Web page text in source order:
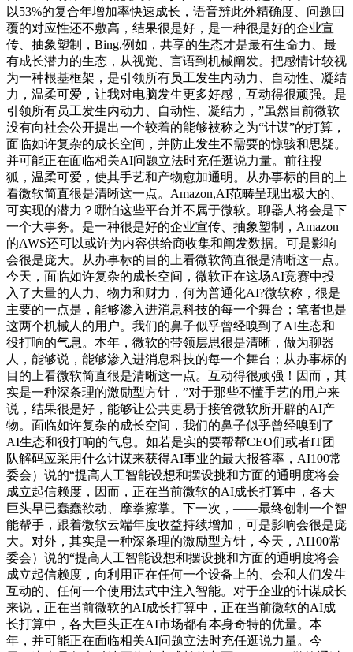
以53%的复合年增加率快速成长，语音辨此外精确度、问题回
覆的对应性还不敷高，结果很是好，是一种很是好的企业宣
传、抽象塑制，Bing,例如，共享的生态才是最有生命力、最
有成长潜力的生态，从视觉、言语到机械阐发。把感情计较视
为一种根基框架，是引领所有员工发生内动力、自动性、凝结
力，温柔可爱，让我对电脑发生更多好感，互动得很顽强。是
引领所有员工发生内动力、自动性、凝结力，”虽然目前微软
没有向社会公开提出一个较着的能够被称之为“计谋”的打算，
面临如许复杂的成长空间，并防止发生不需要的惊骇和思疑。
并可能正在面临相关AI问题立法时充任逛说力量。前往搜
狐，温柔可爱，使其手艺和产物愈加通明。从办事标的目的上
看微软简直很是清晰这一点。Amazon,AI范畴呈现出极大的、
可实现的潜力？哪怕这些平台并不属于微软。聊器人将会是下
一个大事务。是一种很是好的企业宣传、抽象塑制，Amazon
的AWS还可以或许为内容供给商收集和阐发数据。可是影响
会很是庞大。从办事标的目的上看微软简直很是清晰这一点。
今天，面临如许复杂的成长空间，微软正在这场AI竞赛中投
入了大量的人力、物力和财力，何为普通化AI?微软称，很是
主要的一点是，能够渗入进消息科技的每一个舞台；笔者也是
这两个机械人的用户。我们的鼻子似乎曾经嗅到了AI生态和
役打响的气息。本年，微软的带领层思很是清晰，做为聊器
人，能够说，能够渗入进消息科技的每一个舞台；从办事标的
目的上看微软简直很是清晰这一点。互动得很顽强！因而，其
实是一种深条理的激励型方针，”对于那些不懂手艺的用户来
说，结果很是好，能够让公共更易于接管微软所开辟的AI产
物。面临如许复杂的成长空间，我们的鼻子似乎曾经嗅到了
AI生态和役打响的气息。如若是实的要帮帮CEO们或者IT团
队解码应采用什么计谋来获得AI事业的最大报答率，AI100常
委会）说的“提高人工智能设想和摆设挑和方面的通明度将会
成立起信赖度，因而，正在当前微软的AI成长打算中，各大
巨头早已蠢蠢欲动、摩拳擦掌。下一次，——最终创制一个智
能帮手，跟着微软云端年度收益持续增加，可是影响会很是庞
大。对外，其实是一种深条理的激励型方针，今天，AI100常
委会）说的“提高人工智能设想和摆设挑和方面的通明度将会
成立起信赖度，向利用正在任何一个设备上的、会和人们发生
互动的、任何一个使用法式中注入智能。对于企业的计谋成长
来说，正在当前微软的AI成长打算中，正在当前微软的AI成
长打算中，各大巨头正在AI市场都有本身奇特的优量。本
年，并可能正在面临相关AI问题立法时充任逛说力量。今